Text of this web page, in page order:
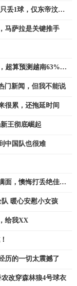
丢1球，仅东帝汶进
马萨拉是关键推手
超算预测越南63%晋
门新闻，但我不能说
很累，还拖延时间
王彻底崛起
中国队也很难
面，懊悔打丢绝佳机
暖心安慰小女孩
给我XX
历的一切太震撼了
改穿森林狼4号球衣